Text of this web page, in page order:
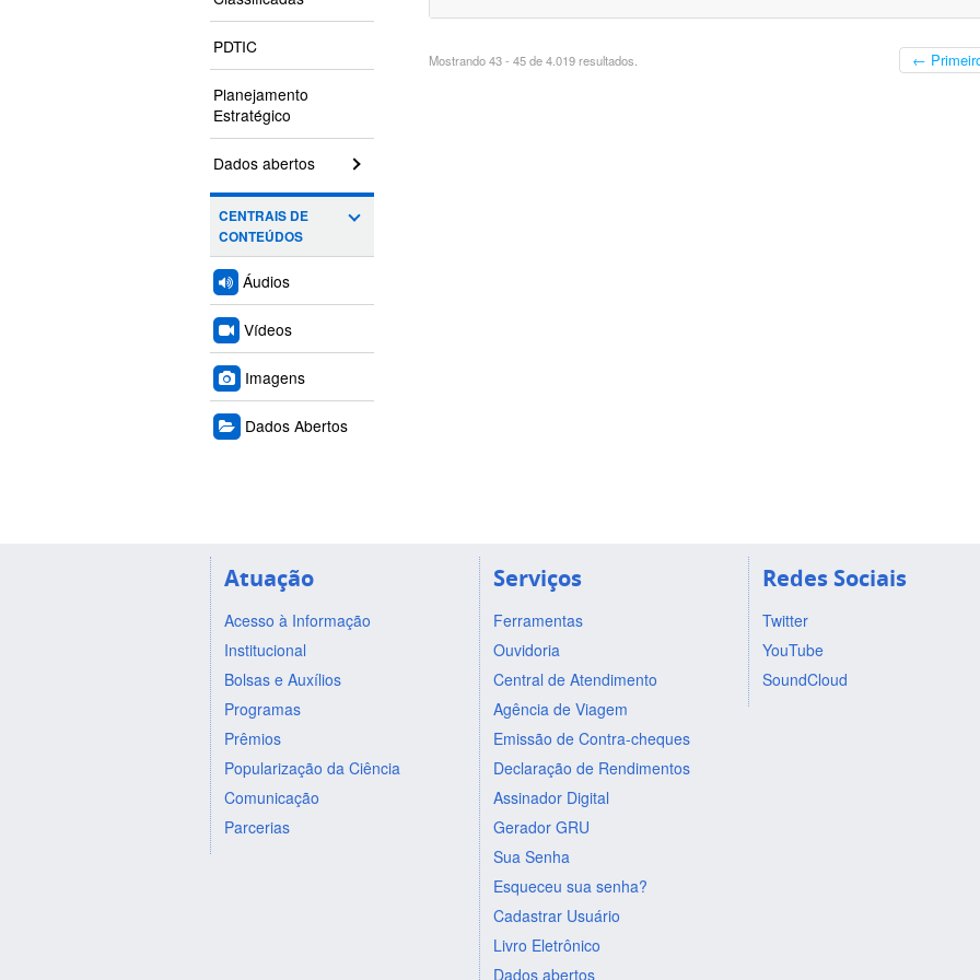
PDTIC
Planejamento
Estratégico
Dados abertos
CENTRAIS DE
CONTEÚDOS
Áudios
Vídeos
Imagens
Dados Abertos
Mostrando 43 - 45 de 4.019 resultados. ←
Atuação
Acesso à Informação
Institucional
Bolsas e Auxílios
Programas
Prêmios
Popularização da Ciência
Comunicação
Parcerias
Serviços
Ferramentas
Ouvidoria
Central de Atendimento
Agência de Viagem
Emissão de Contra-cheques
Declaração de Rendimentos
Assinador Digital
Gerador GRU
Sua Senha
Esqueceu sua senha?
Cadastrar Usuário
Livro Eletrônico
Dados abertos
Redes Sociais
Twitter
YouTube
SoundCloud